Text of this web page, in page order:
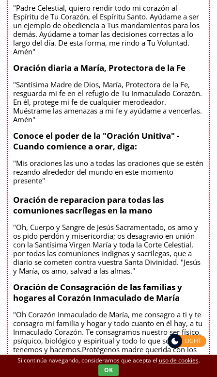
"Padre Celestial, quiero rendir todo mi corazón al
Espíritu de Tu Corazón, el Espíritu Santo. Ayúdame a ser
un ejemplo de obediencia a Tus mandamientos para los
demás. Ayúdame a tomar las decisiones correctas a lo
largo del día. De esta forma, me rindo a Tu Voluntad.
Amén"
Oración diaria a María, Protectora de la Fe
"Santísima Madre de Dios, María, Protectora de la Fe,
resguarda mi fe en el refugio de Tu Inmaculado Corazón.
En él, protege mi fe de cualquier merodeador.
Muéstrame las amenazas a mi fe y ayúdame a vencerlas.
Amén"
Conoce el poder de la "Oración Unitiva" -
Cuando comience a orar, diga:
"Mis oraciones las uno a todas las oraciones que se estén
rezando alrededor del mundo en este momento
presente"
Oración de reparacion para todas las
comuniones sacrílegas en la mano
"Oh, Cuerpo y Sangre de Jesús Sacramentado, os amo y
os pido perdón y misericordia; os desagravio en unión
con la Santísima Virgen María y toda la Corte Celestial,
por todas las comuniones indignas y sacrílegas, que a
diario se cometen contra vuestra Santa Divinidad. "Jesús
y María, os amo, salvad a las almas."
Oración de Consagración de las familias y
hogares al Corazón Inmaculado de María
"Oh Corazón Inmaculado de María, me consagro a ti y te
consagro mi familia y hogar y todo cuanto en él hay, a tu
Inmaculado Corazón. Te consagramos nuestro ser físico,
psíquico, biológico y espiritual y todo lo que somos,
tenemos y hacemos.Protégenos madre querida con los
rayos de luz que brotan de tu Corazón Inmaculado y
escóndenos en tu regazo. No permitas dulcísima Madre,
Si continúa navegando, consideramos que acepta el uso de cookies.
OK
LIGHT